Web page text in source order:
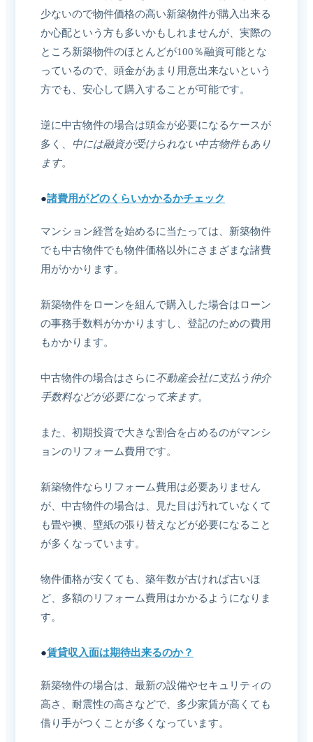
少ないので物件価格の高い新築物件が購入出来る
か心配という方も多いかもしれませんが、実際の
ところ新築物件のほとんどが100％融資可能とな
っているので、頭金があまり用意出来ないという
方でも、安心して購入することが可能です。
逆に中古物件の場合は頭金が必要になるケースが
多く、 中には融資が受けられない中古物件もあり
ます。
●諸費用がどのくらいかかるかチェック
マンション経営を始めるに当たっては、新築物件
でも中古物件でも物件価格以外にさまざまな諸費
用がかかります。
新築物件をローンを組んで購入した場合はローン
の事務手数料がかかりますし、登記のための費用
もかかります。
中古物件の場合はさらに不動産会社に支払う仲介
手数料などが必要になって来ます。
また、初期投資で大きな割合を占めるのがマンシ
ョンのリフォーム費用です。
新築物件ならリフォーム費用は必要ありません
が、中古物件の場合は、見た目は汚れていなくて
も畳や襖、壁紙の張り替えなどが必要になること
が多くなっています。
物件価格が安くても、築年数が古ければ古いほ
ど、多額のリフォーム費用はかかるようになりま
す。
●賃貸収入面は期待出来るのか？
新築物件の場合は、最新の設備やセキュリティの
高さ、耐震性の高さなどで、多少家賃が高くても
借り手がつくことが多くなっています。